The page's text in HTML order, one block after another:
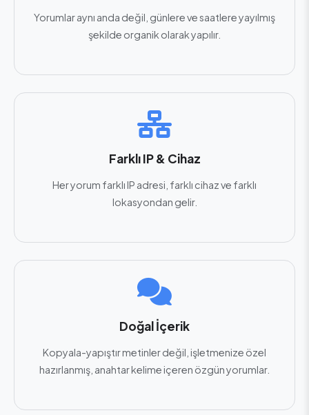
Yorumlar aynı anda değil, günlere ve saatlere yayılmış
şekilde organik olarak yapılır.
Farklı IP & Cihaz
Her yorum farklı IP adresi, farklı cihaz ve farklı
lokasyondan gelir.
Doğal İçerik
Kopyala-yapıştır metinler değil, işletmenize özel
hazırlanmış, anahtar kelime içeren özgün yorumlar.